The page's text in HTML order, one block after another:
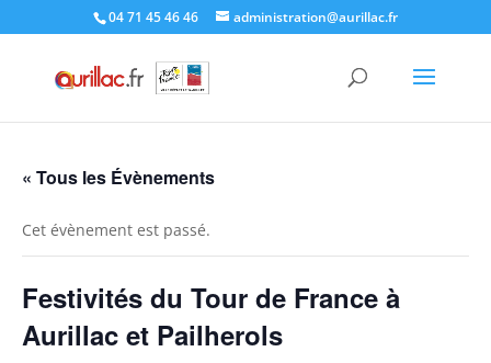
04 71 45 46 46 administration@aurillac.fr
« Tous les Évènements
Cet évènement est passé.
Festivités du Tour de France à
Aurillac et Pailherols